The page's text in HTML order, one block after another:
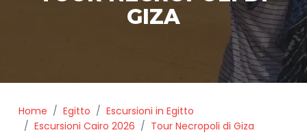
GIZA
Home Egitto
Escursioni in Egitto
Escursioni Cairo 2026
Tour Necropoli di Giza